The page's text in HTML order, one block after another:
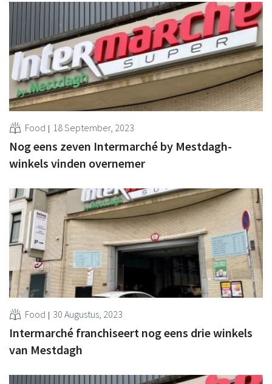
Food 18 September, 2023
Nog eens zeven Intermarché by Mestdagh-
winkels vinden overnemer
Food 30 Augustus, 2023
Intermarché franchiseert nog eens drie winkels
van Mestdagh